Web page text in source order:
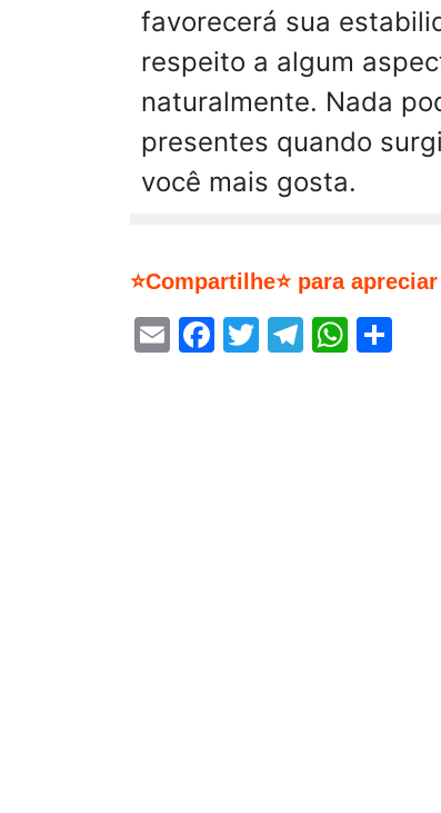
favorecerá sua
respeito a algum
naturalmente. Nada
presentes quando
você mais gosta.
⭐Compartilhe⭐ para
EmailFacebook
Twitter
Telegram